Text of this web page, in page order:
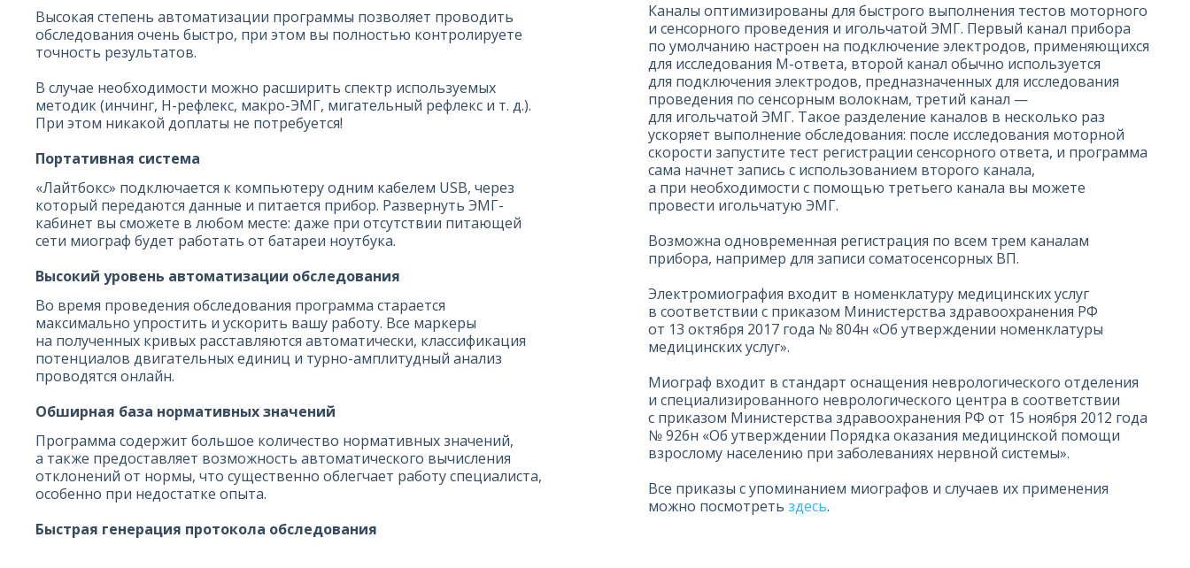
Высокая степень автоматизации программы позволяет проводить
обследования очень быстро, при этом вы полностью контролируете
точность результатов.
В случае необходимости можно расширить спектр используемых
методик (инчинг, H-рефлекс, макро-ЭМГ, мигательный рефлекс и т. д.).
При этом никакой доплаты не потребуется!
Портативная система
«Лайтбокс» подключается к компьютеру одним кабелем USB, через
который передаются данные и питается прибор. Развернуть ЭМГ-
кабинет вы сможете в любом месте: даже при отсутствии питающей
сети миограф будет работать от батареи ноутбука.
Высокий уровень автоматизации обследования
Во время проведения обследования программа старается
максимально упростить и ускорить вашу работу. Все маркеры
на полученных кривых расставляются автоматически, классификация
потенциалов двигательных единиц и турно-амплитудный анализ
проводятся онлайн.
Обширная база нормативных значений
Программа содержит большое количество нормативных значений,
а также предоставляет возможность автоматического вычисления
отклонений от нормы, что существенно облегчает работу специалиста,
особенно при недостатке опыта.
Быстрая генерация протокола обследования
Каналы оптимизированы для быстрого выполнения тестов моторного
и сенсорного проведения и игольчатой ЭМГ. Первый канал прибора
по умолчанию настроен на подключение электродов, применяющихся
для исследования М-ответа, второй канал обычно используется
для подключения электродов, предназначенных для исследования
проведения по сенсорным волокнам, третий канал —
для игольчатой ЭМГ. Такое разделение каналов в несколько раз
ускоряет выполнение обследования: после исследования моторной
скорости запустите тест регистрации сенсорного ответа, и программа
сама начнет запись с использованием второго канала,
а при необходимости с помощью третьего канала вы можете
провести игольчатую ЭМГ.
Возможна одновременная регистрация по всем трем каналам
прибора, например для записи соматосенсорных ВП.
Электромиография входит в номенклатуру медицинских услуг
в соответствии с приказом Министерства здравоохранения РФ
от 13 октября 2017 года № 804н «Об утверждении номенклатуры
медицинских услуг».
Миограф входит в стандарт оснащения неврологического отделения
и специализированного неврологического центра в соответствии
с приказом Министерства здравоохранения РФ от 15 ноября 2012 года
№ 926н «Об утверждении Порядка оказания медицинской помощи
взрослому населению при заболеваниях нервной системы».
Все приказы с упоминанием миографов и случаев их применения
можно посмотреть здесь.